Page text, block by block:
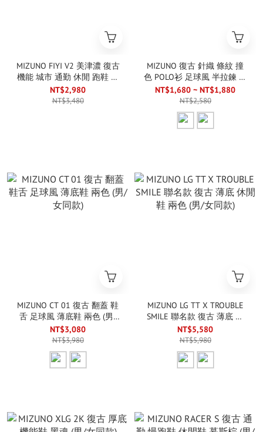
MIZUNO FIYI V2 美津濃 復古
機能 城市 通勤 休閒 跑鞋 霧
黑 (男/女款)
NT$2,980
NT$3,480
MIZUNO 復古 針織 條紋 撞
色 POLO衫 足球風 半拉鍊 短
袖 兩色 (男款)
NT$1,680 ~ NT$1,880
NT$2,580
MIZUNO CT 01 復古 翻蓋 鞋
舌 足球風 薄底鞋 兩色 (男/
女同款)
NT$3,080
NT$3,980
MIZUNO LG TT X TROUBLE
SMILE 聯名款 復古 薄底 休
閒鞋 兩色 (男/女同款)
NT$5,580
NT$5,980